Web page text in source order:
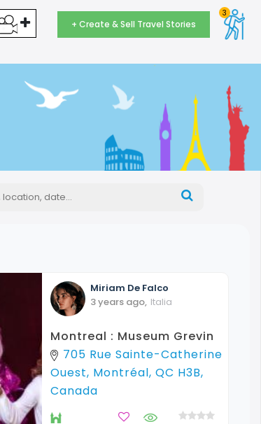
+ Create & Sell Travel Stories
3
Miriam De Falco
3 years ago, Italia
Montreal : Museum Grevin
705 Rue Sainte-Catherine
Ouest, Montréal, QC H3B,
Canada